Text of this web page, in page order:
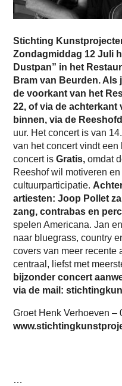
Stichting
Zondagmiddag 12 Juli
Dustpan” in het
Bram van Beurden. Als
de voorkant van het
22, of via de achterkant
binnen, via de
uur. Het concert is van
van het concert vindt
concert isGratis, omdat
Reeshof wil motiveren
cultuurparticipatie.
artiesten: Joop Pollet
zang, contrabas en
spelen Americana. Jan
naar bluegrass, country
covers van meer recente
centraal, liefst met
bijzonder concert
via de mail:
Groet Henk Verhoeven –
…